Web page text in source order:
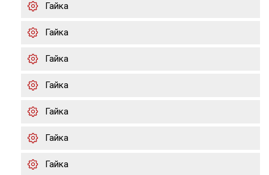
Гайка
Гайка
Гайка
Гайка
Гайка
Гайка
Гайка